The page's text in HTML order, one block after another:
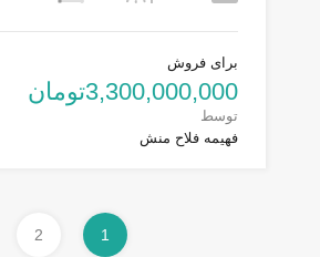
برای فروش
3,300,000,000تومان
توسط
فهیمه فلاح منش
1
2